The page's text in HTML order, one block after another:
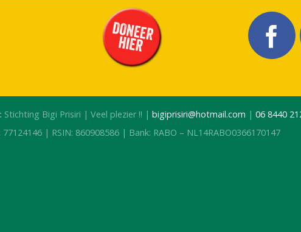
Stichting Bigi Prisiri | Veel plezier !! | bigiprisiri@hotmail.com | 06 8440
77124146 | RSIN: 860908586 | Bank: RABO – NL14RABO0366170147